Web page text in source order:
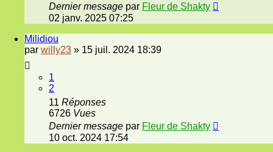
Dernier message par Fleur de Shakty
02 janv. 2025 07:25
Milidiou
par willy23 » 15 juil. 2024 18:39
1
2
11 Réponses
6726 Vues
Dernier message par Fleur de Shakty
10 oct. 2024 17:54